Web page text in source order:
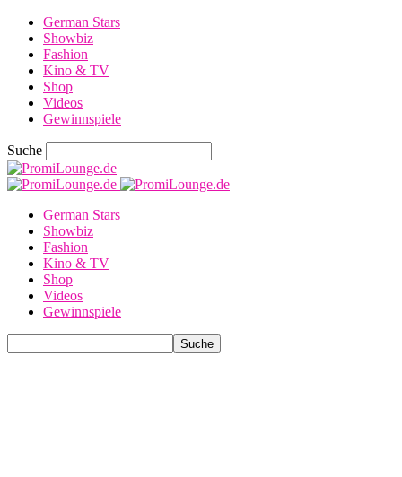
German Stars
Showbiz
Fashion
Kino & TV
Shop
Videos
Gewinnspiele
Suche
German Stars
Showbiz
Fashion
Kino & TV
Shop
Videos
Gewinnspiele